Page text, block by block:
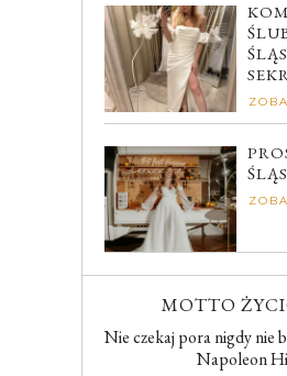
MOTTO
Nie czekaj pora nigdy nie
Napoleon